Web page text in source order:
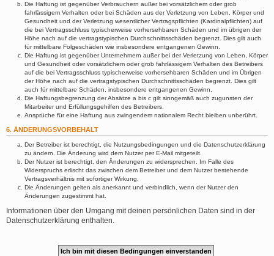
Die Haftung ist gegenüber Verbrauchern außer bei vorsätzlichem oder grob
fahrlässigem Verhalten oder bei Schäden aus der Verletzung von Leben, Körper und
Gesundheit und der Verletzung wesentlicher Vertragspflichten (Kardinalpflichten) auf
die bei Vertragsschluss typischerweise vorhersehbaren Schäden und im übrigen der
Höhe nach auf die vertragstypischen Durchschnittsschäden begrenzt. Dies gilt auch
für mittelbare Folgeschäden wie insbesondere entgangenen Gewinn.
Die Haftung ist gegenüber Unternehmern außer bei der Verletzung von Leben, Körper
und Gesundheit oder vorsätzlichem oder grob fahrlässigem Verhalten des Betreibers
auf die bei Vertragsschluss typischerweise vorhersehbaren Schäden und im Übrigen
der Höhe nach auf die vertragstypischen Durchschnittsschäden begrenzt. Dies gilt
auch für mittelbare Schäden, insbesondere entgangenen Gewinn.
Die Haftungsbegrenzung der Absätze a bis c gilt sinngemäß auch zugunsten der
Mitarbeiter und Erfüllungsgehilfen des Betreibers.
Ansprüche für eine Haftung aus zwingendem nationalem Recht bleiben unberührt.
6. ÄNDERUNGSVORBEHALT
Der Betreiber ist berechtigt, die Nutzungsbedingungen und die Datenschutzerklärung
zu ändern. Die Änderung wird dem Nutzer per E-Mail mitgeteilt.
Der Nutzer ist berechtigt, den Änderungen zu widersprechen. Im Falle des
Widerspruchs erlischt das zwischen dem Betreiber und dem Nutzer bestehende
Vertragsverhältnis mit sofortiger Wirkung.
Die Änderungen gelten als anerkannt und verbindlich, wenn der Nutzer den
Änderungen zugestimmt hat.
Informationen über den Umgang mit deinen persönlichen Daten sind in der
Datenschutzerklärung enthalten.